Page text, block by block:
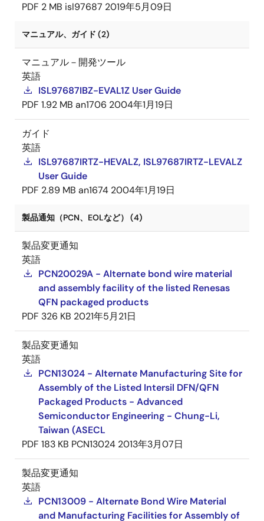
PDF 2 MB isl97687 2019年5月09日
マニュアル、ガイド (2)
マニュアル－開発ツール
英語
ISL97687IBZ-EVAL1Z User Guide
PDF 1.92 MB an1706 2004年1月19日
ガイド
英語
ISL97687IRTZ-HEVALZ, ISL97687IRTZ-LEVALZ
User Guide
PDF 2.89 MB an1674 2004年1月19日
製品通知（PCN、EOLなど） (4)
製品変更通知
英語
PCN20029A - Alternate bond wire material
and assembly facility of the listed Renesas
QFN packaged products
PDF 326 KB 2021年5月21日
製品変更通知
英語
PCN13024 - Alternate Manufacturing Site for
Assembly of the Listed Intersil DFN/QFN
Packaged Products - Advanced
Semiconductor Engineering - Chung-Li,
Taiwan (ASECL
PDF 183 KB PCN13024 2013年3月07日
製品変更通知
英語
PCN13009 - Alternate Bond Wire Material
and Manufacturing Facilities for Assembly of